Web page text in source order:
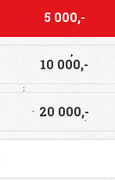
5 000,-
10 000,-
20 000,-